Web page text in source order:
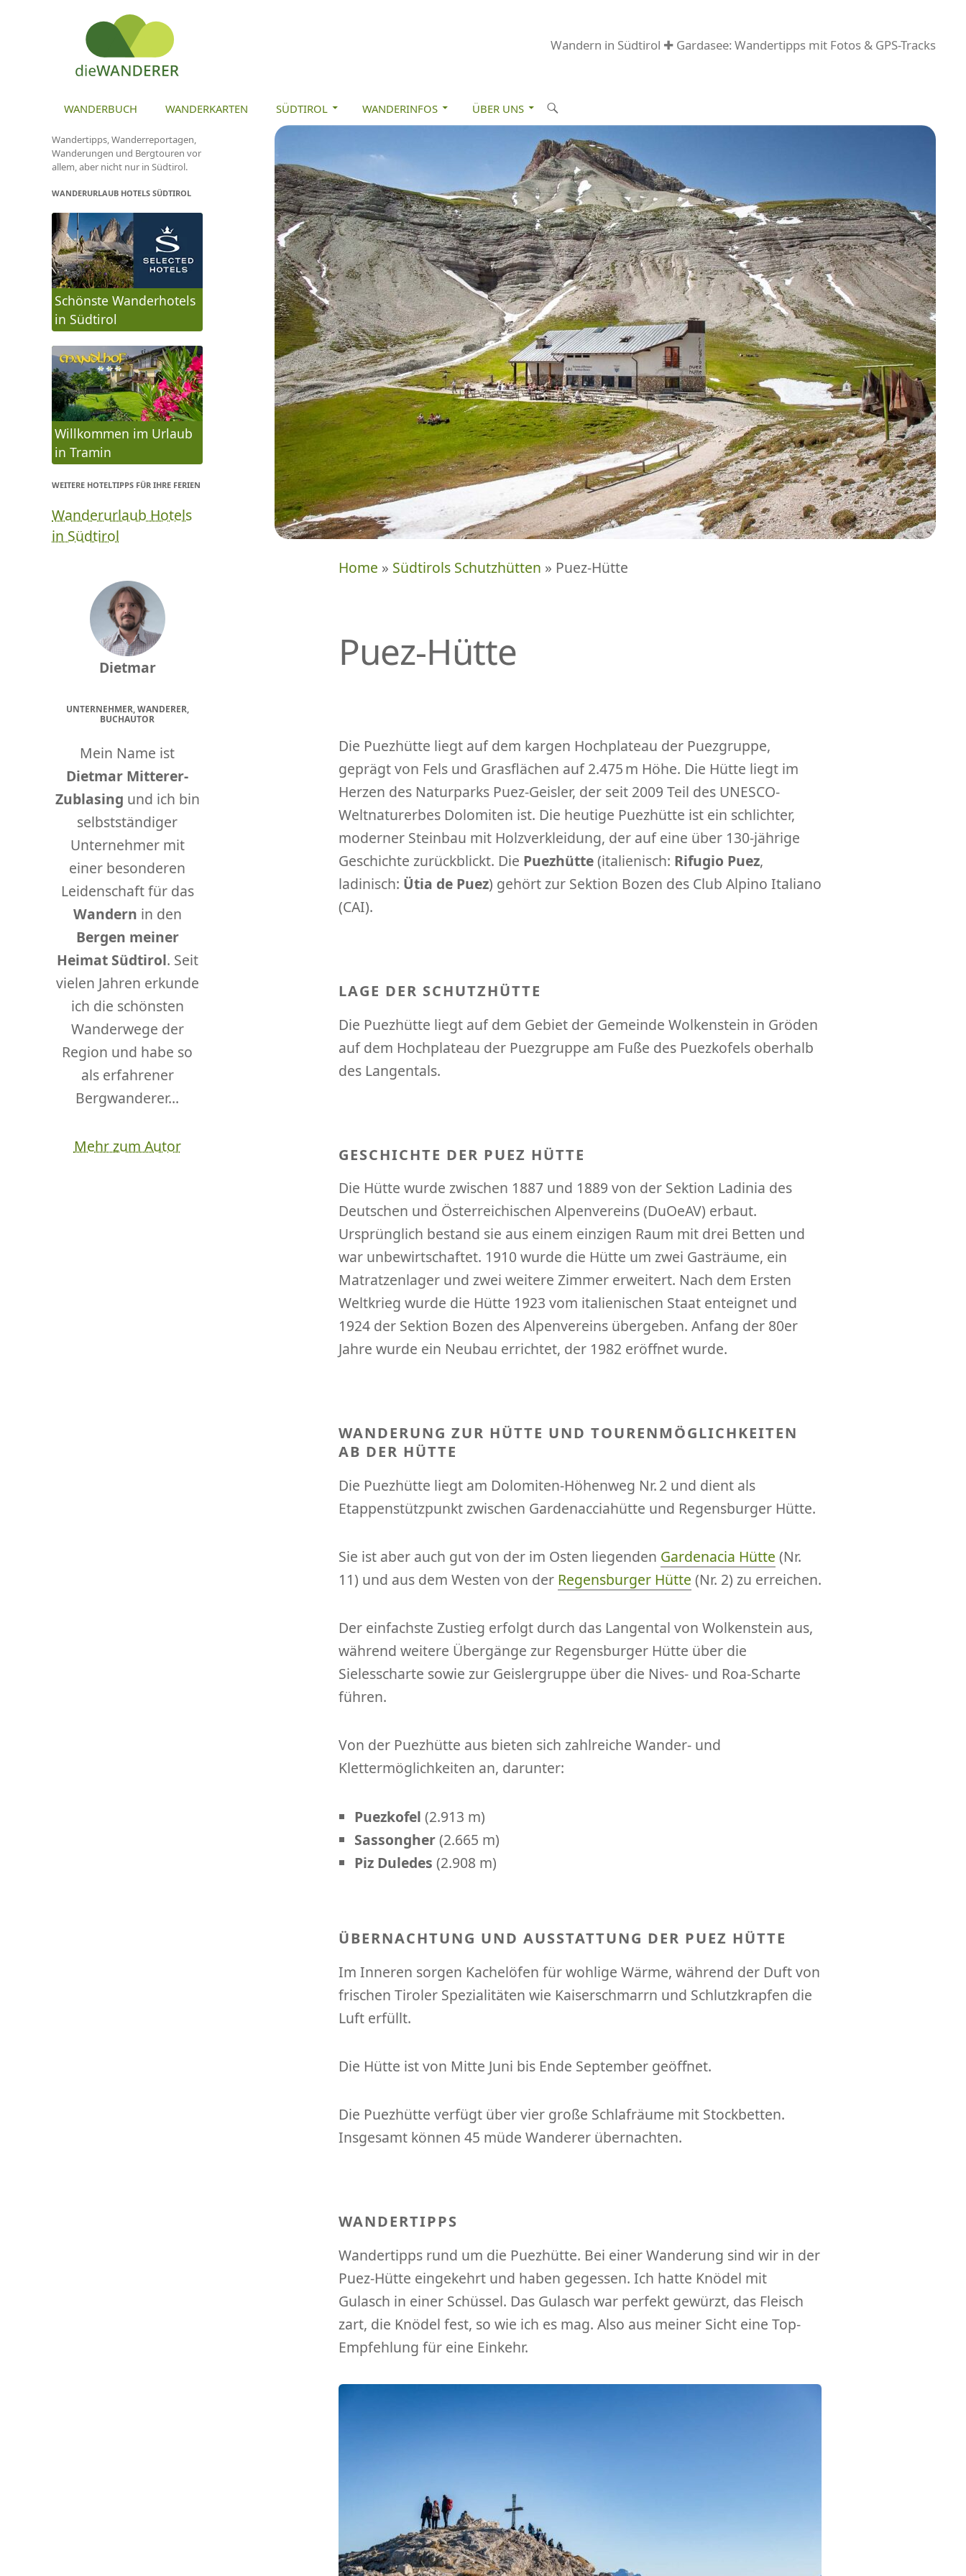
Wandern in Südtirol ✚ Gardasee: Wandertipps mit Fotos & GPS-Tracks
S
u
c
h
e
n
WANDERBUCH WANDERKARTEN SÜDTIROL WANDERINFOS ÜBER UNS
Home » Südtirols Schutzhütten » Puez-Hütte
Puez-Hütte
Die Puezhütte liegt auf dem kargen Hochplateau der Puezgruppe,
geprägt von Fels und Grasflächen auf 2.475 m Höhe. Die Hütte liegt im
Herzen des Naturparks Puez-Geisler, der seit 2009 Teil des UNESCO-
Weltnaturerbes Dolomiten ist. Die heutige Puezhütte ist ein schlichter,
moderner Steinbau mit Holzverkleidung, der auf eine über 130-jährige
Geschichte zurückblickt. Die Puezhütte(italienisch: Rifugio Puez,
ladinisch: Ütia de Puez) gehört zur Sektion Bozen des Club Alpino Italiano
(CAI).
LAGE DER SCHUTZHÜTTE
Die Puezhütte liegt auf dem Gebiet der Gemeinde Wolkenstein in Gröden
auf dem Hochplateau der Puezgruppe am Fuße des Puezkofels oberhalb
des Langentals.
GESCHICHTE DER PUEZ HÜTTE
Die Hütte wurde zwischen 1887 und 1889 von der Sektion Ladinia des
Deutschen und Österreichischen Alpenvereins (DuOeAV) erbaut.
Ursprünglich bestand sie aus einem einzigen Raum mit drei Betten und
war unbewirtschaftet. 1910 wurde die Hütte um zwei Gasträume, ein
Matratzenlager und zwei weitere Zimmer erweitert. Nach dem Ersten
Weltkrieg wurde die Hütte 1923 vom italienischen Staat enteignet und
1924 der Sektion Bozen des Alpenvereins übergeben. Anfang der 80er
Jahre wurde ein Neubau errichtet, der 1982 eröffnet wurde.
WANDERUNG ZUR HÜTTE UND TOURENMÖGLICHKEITEN
AB DER HÜTTE
Die Puezhütte liegt am Dolomiten-Höhenweg Nr. 2 und dient als
Etappenstützpunkt zwischen Gardenacciahütte und Regensburger Hütte.
Sie ist aber auch gut von der im Osten liegenden Gardenacia Hütte (Nr.
11) und aus dem Westen von der Regensburger Hütte (Nr. 2) zu erreichen.
Der einfachste Zustieg erfolgt durch das Langental von Wolkenstein aus,
während weitere Übergänge zur Regensburger Hütte über die
Sielesscharte sowie zur Geislergruppe über die Nives- und Roa-Scharte
führen.
Von der Puezhütte aus bieten sich zahlreiche Wander- und
Klettermöglichkeiten an, darunter:
Puezkofel (2.913 m)
Sassongher(2.665 m)
Piz Duledes (2.908 m)
ÜBERNACHTUNG UND AUSSTATTUNG DER PUEZ HÜTTE
Im Inneren sorgen Kachelöfen für wohlige Wärme, während der Duft von
frischen Tiroler Spezialitäten wie Kaiserschmarrn und Schlutzkrapfen die
Luft erfüllt.
Die Hütte ist von Mitte Juni bis Ende September geöffnet.
Die Puezhütte verfügt über vier große Schlafräume mit Stockbetten.
Insgesamt können 45 müde Wanderer übernachten.
WANDERTIPPS
Wandertipps rund um die Puezhütte. Bei einer Wanderung sind wir in der
Puez-Hütte eingekehrt und haben gegessen. Ich hatte Knödel mit
Gulasch in einer Schüssel. Das Gulasch war perfekt gewürzt, das Fleisch
zart, die Knödel fest, so wie ich es mag. Also aus meiner Sicht eine Top-
Empfehlung für eine Einkehr.
Wandertipps, Wanderreportagen,
Wanderungen und Bergtouren vor
allem, aber nicht nur in Südtirol.
WANDERURLAUB HOTELS SÜDTIROL
Schönste Wanderhotels
in Südtirol
Willkommen im Urlaub
in Tramin
WEITERE HOTELTIPPS FÜR IHRE FERIEN
Wanderurlaub Hotels
in Südtirol
Dietmar
UNTERNEHMER, WANDERER,
BUCHAUTOR
Mein Name ist
Dietmar Mitterer-
Zublasing und ich bin
selbstständiger
Unternehmer mit
einer besonderen
Leidenschaft für das
Wandern in den
Bergen meiner
Heimat Südtirol. Seit
vielen Jahren erkunde
ich die schönsten
Wanderwege der
Region und habe so
als erfahrener
Bergwanderer...
Mehr zum Autor